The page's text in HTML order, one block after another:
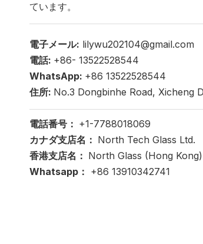
ています。
電子メール: lilywu202104@gmail.com
電話: +86- 13522528544
WhatsApp: +86 13522528544
住所: No.3 Dongbinhe Road, Xicheng
電話番号： +1-7788018069
カナダ支店名： North Tech Glass Ltd.
香港支店名： North Glass (Hong
Whatsapp： +86 13910342741